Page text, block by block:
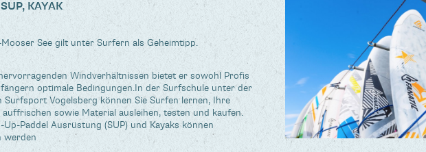
KAYAK
See gilt unter Surfern als Geheimtipp.
Windverhältnissen bietet er sowohl Profis
optimale Bedingungen.In der Surfschule unter der
Surfsport Vogelsberg können Sie Surfen lernen, Ihre
auffrischen sowie Material ausleihen, testen und kaufen.
Up-Paddel Ausrüstung (SUP) und Kayaks können
werden